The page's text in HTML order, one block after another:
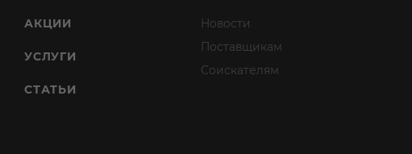
АКЦИИ
УСЛУГИ
СТАТЬИ
Новости
Поставщикам
Соискателям